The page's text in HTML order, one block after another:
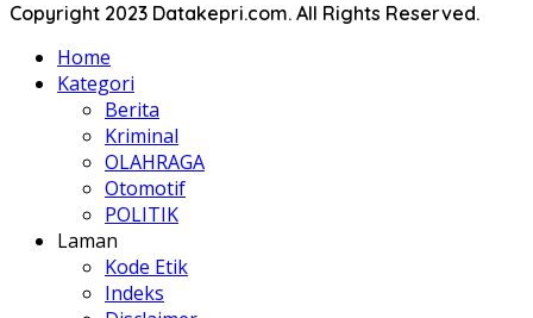
Copyright 2023 Datakepri.com. All Rights Reserved.
Home
Kategori
Berita
Kriminal
OLAHRAGA
Otomotif
POLITIK
Laman
Kode Etik
Indeks